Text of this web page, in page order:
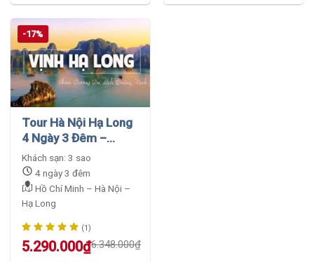
-17%
Tour Hà Nội Hạ Long
4 Ngày 3 Đêm –
Thăm Lăng Bác
Khách sạn: 3 sao
4 ngày 3 đêm
Hồ Chí Minh – Hà Nội –
Hạ Long
Rated5.00
out of 5
(1)
6.348.000₫
Original
5.290.000₫
Current